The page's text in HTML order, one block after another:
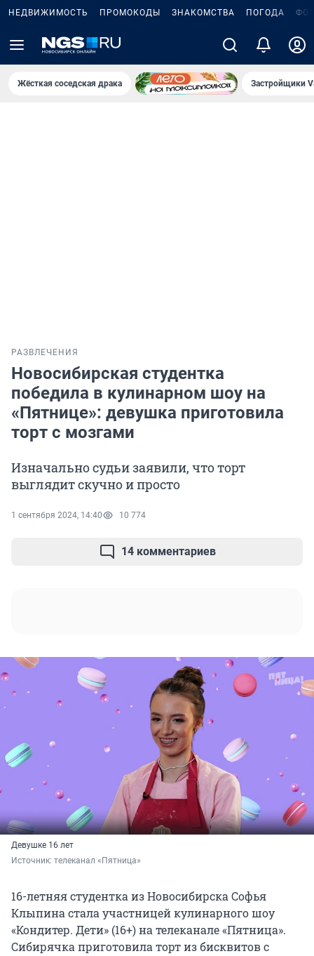
НЕДВИЖИМОСТЬ ПРОМОКОДЫ ЗНАКОМСТВА ПОГОДА
Жёсткая соседская драка Застройщики
РАЗВЛЕЧЕНИЯ
Новосибирская студентка
победила в кулинарном шоу на
«Пятнице»: девушка приготовила
торт с мозгами
Изначально судьи заявили, что торт
выглядит скучно и просто
1 сентября 2024, 14:40 10 774
14 комментариев
Девушке 16 лет
Источник: телеканал «Пятница»
16-летняя студентка из Новосибирска Софья
Клыпина стала участницей кулинарного шоу
«Кондитер. Дети» (16+) на телеканале «Пятница».
Сибирячка приготовила торт из бисквитов с